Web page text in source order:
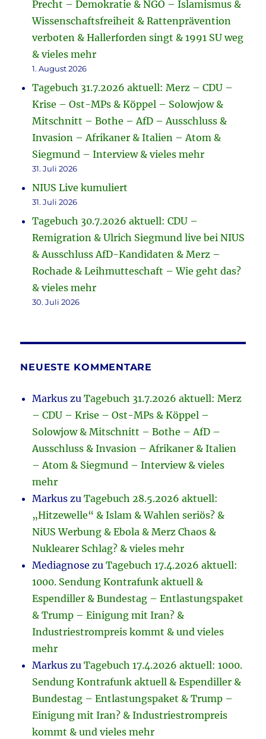
Precht – Demokratie & NGO – Islamismus &
Wissenschaftsfreiheit & Rattenprävention
verboten & Hallerforden singt & 1991 SU weg
& vieles mehr
1. August 2026
Tagebuch 31.7.2026 aktuell: Merz – CDU –
Krise – Ost-MPs & Köppel – Solowjow &
Mitschnitt – Bothe – AfD – Ausschluss &
Invasion – Afrikaner & Italien – Atom &
Siegmund – Interview & vieles mehr
31. Juli 2026
NIUS Live kumuliert
31. Juli 2026
Tagebuch 30.7.2026 aktuell: CDU –
Remigration & Ulrich Siegmund live bei NIUS
& Ausschluss AfD-Kandidaten & Merz –
Rochade & Leihmutteschaft – Wie geht das?
& vieles mehr
30. Juli 2026
NEUESTE KOMMENTARE
Markus zuTagebuch 31.7.2026 aktuell: Merz
– CDU – Krise – Ost-MPs & Köppel –
Solowjow & Mitschnitt – Bothe – AfD –
Ausschluss & Invasion – Afrikaner & Italien
– Atom & Siegmund – Interview & vieles
mehr
Markus zuTagebuch 28.5.2026 aktuell:
„Hitzewelle“ & Islam & Wahlen seriös? &
NiUS Werbung & Ebola & Merz Chaos &
Nuklearer Schlag? & vieles mehr
Mediagnose zuTagebuch 17.4.2026 aktuell:
1000. Sendung Kontrafunk aktuell &
Espendiller & Bundestag – Entlastungspaket
& Trump – Einigung mit Iran? &
Industriestrompreis kommt & und vieles
mehr
Markus zuTagebuch 17.4.2026 aktuell: 1000.
Sendung Kontrafunk aktuell & Espendiller &
Bundestag – Entlastungspaket & Trump –
Einigung mit Iran? & Industriestrompreis
kommt & und vieles mehr